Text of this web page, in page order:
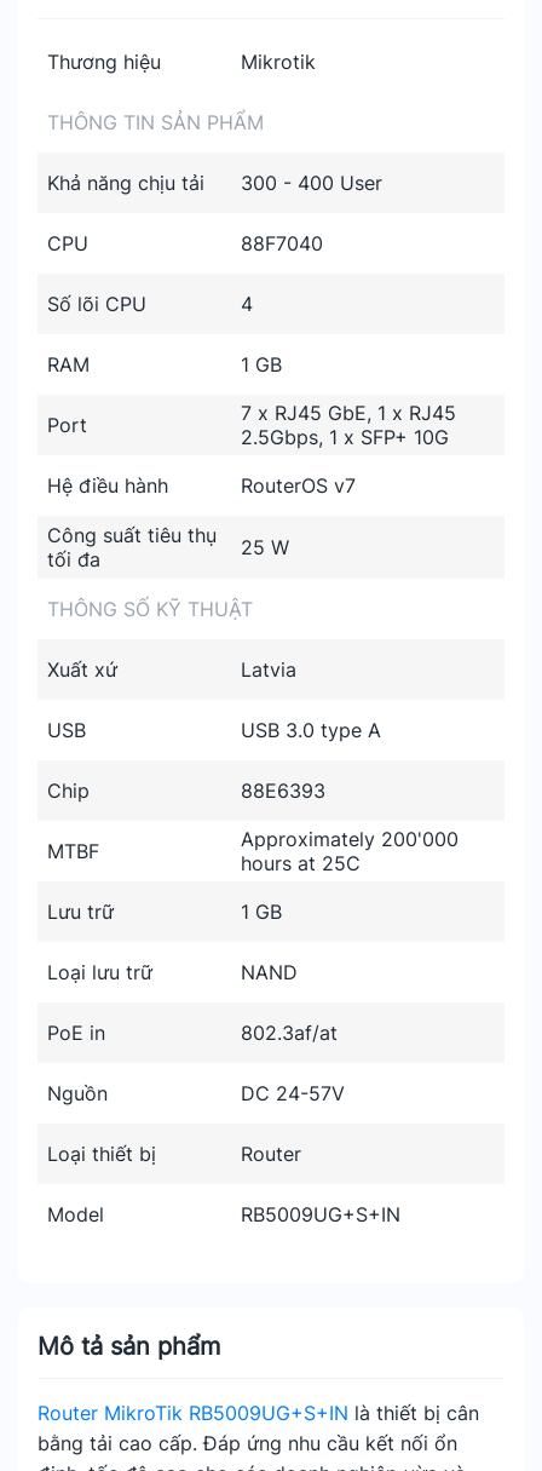
Mô tả sản phẩm
Router MikroTik RB5009UG+S+IN là thiết bị cân
bằng tải cao cấp. Đáp ứng nhu cầu kết nối ổn
Thương hiệu Mikrotik
THÔNG TIN SẢN PHẨM
Khả năng chịu tải 300 - 400 User
CPU 88F7040
Số lõi CPU 4
RAM 1 GB
Port
7 x RJ45 GbE, 1 x RJ45
2.5Gbps, 1 x SFP+ 10G
Hệ điều hành
RouterOS v7
Công suất tiêu thụ
tối đa
25 W
THÔNG SỐ KỸ THUẬT
Xuất xứ Latvia
USB USB 3.0 type A
Chip 88E6393
MTBF
Approximately 200'000
hours at 25C
Lưu trữ
1 GB
Loại lưu trữ NAND
PoE in 802.3af/at
Nguồn DC 24-57V
Loại thiết bị Router
Model RB5009UG+S+IN